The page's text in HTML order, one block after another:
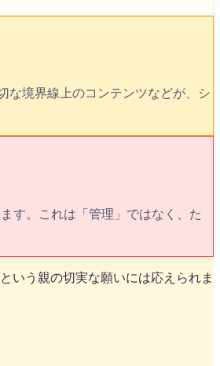
な境界線上のコンテンツなどが、シ
す。これは「管理」ではなく、た
いう親の切実な願いには応えられま